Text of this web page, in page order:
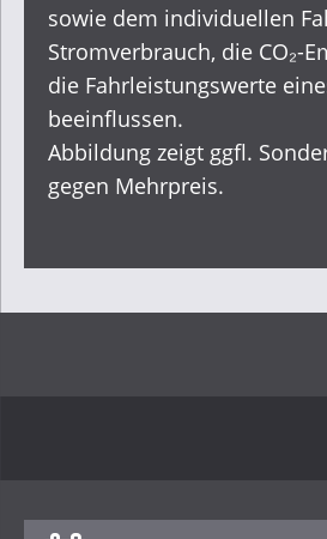
sowie dem individuellen
Stromverbrauch, die CO₂-
die Fahrleistungswerte
beeinflussen.
Abbildung zeigt ggfl.
gegen Mehrpreis.